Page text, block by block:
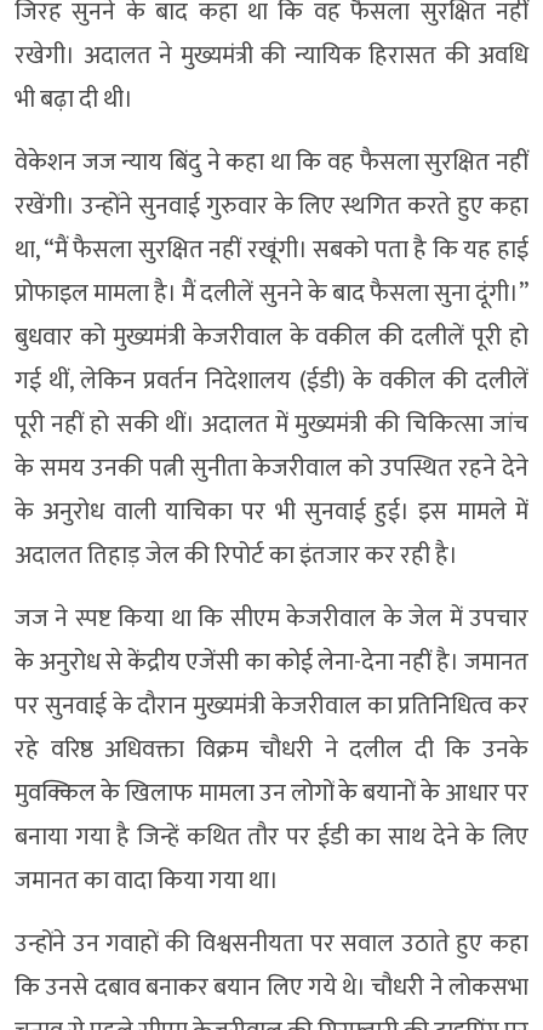
जिरह सुनने के बाद कहा था कि वह फैसला सुरक्षित नहीं
रखेगी। अदालत ने मुख्यमंत्री की न्यायिक हिरासत की अवधि
भी बढ़ा दी थी।
वेकेशन जज न्याय बिंदु ने कहा था कि वह फैसला सुरक्षित नहीं
रखेंगी। उन्होंने सुनवाई गुरुवार के लिए स्थगित करते हुए कहा
था, “मैं फैसला सुरक्षित नहीं रखूंगी। सबको पता है कि यह हाई
प्रोफाइल मामला है। मैं दलीलें सुनने के बाद फैसला सुना दूंगी।”
बुधवार को मुख्यमंत्री केजरीवाल के वकील की दलीलें पूरी हो
गई थीं, लेकिन प्रवर्तन निदेशालय (ईडी) के वकील की दलीलें
पूरी नहीं हो सकी थीं। अदालत में मुख्यमंत्री की चिकित्सा जांच
के समय उनकी पत्नी सुनीता केजरीवाल को उपस्थित रहने देने
के अनुरोध वाली याचिका पर भी सुनवाई हुई। इस मामले में
अदालत तिहाड़ जेल की रिपोर्ट का इंतजार कर रही है।
जज ने स्पष्ट किया था कि सीएम केजरीवाल के जेल में उपचार
के अनुरोध से केंद्रीय एजेंसी का कोई लेना-देना नहीं है। जमानत
पर सुनवाई के दौरान मुख्यमंत्री केजरीवाल का प्रतिनिधित्व कर
रहे वरिष्ठ अधिवक्ता विक्रम चौधरी ने दलील दी कि उनके
मुवक्किल के खिलाफ मामला उन लोगों के बयानों के आधार पर
बनाया गया है जिन्हें कथित तौर पर ईडी का साथ देने के लिए
जमानत का वादा किया गया था।
उन्होंने उन गवाहों की विश्वसनीयता पर सवाल उठाते हुए कहा
कि उनसे दबाव बनाकर बयान लिए गये थे। चौधरी ने लोकसभा